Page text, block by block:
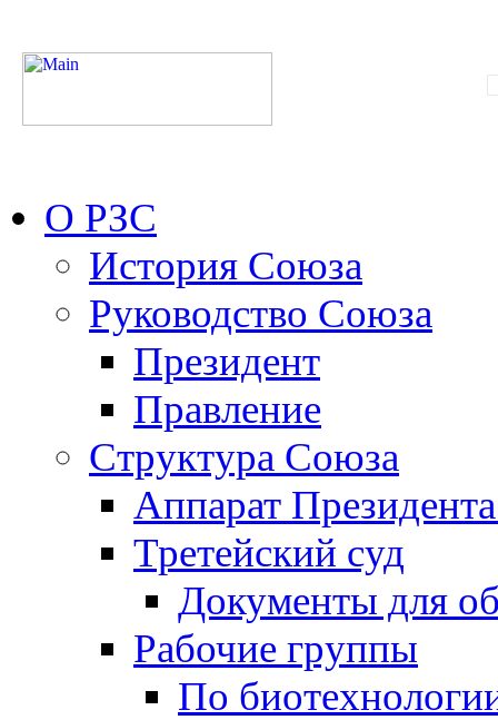
О РЗС
История Союза
Руководство Союза
Президент
Правление
Структура Союза
Аппарат
Третейский суд
Документы для
Рабочие группы
По